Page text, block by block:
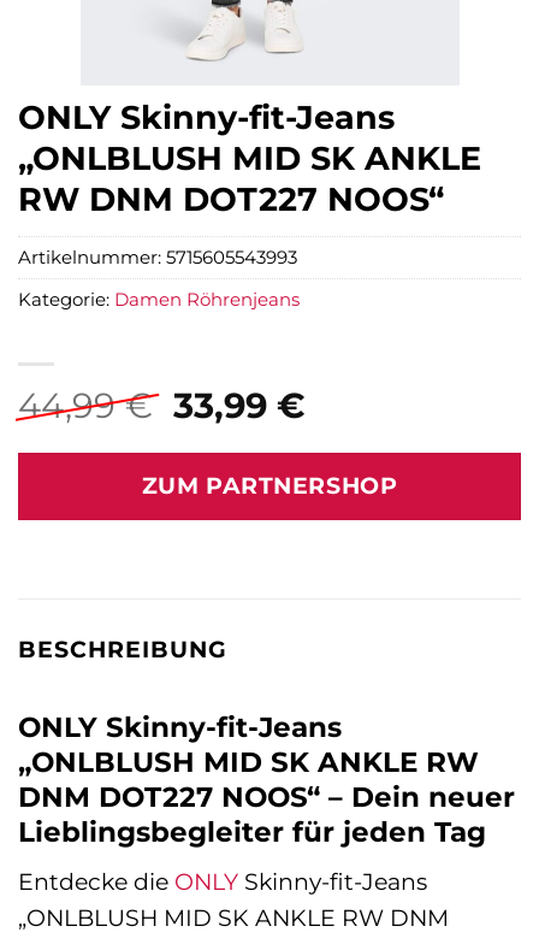
ONLY Skinny-fit-Jeans
„ONLBLUSH MID SK ANKLE
RW DNM DOT227 NOOS“
44,99€ Ursprünglicher
Preis
war:
44,99 €
33,99 €Aktueller
ist:
33,99 €.
ZUM PARTNERSHOP
Artikelnummer: 5715605543993
Kategorie: Damen Röhrenjeans
BESCHREIBUNG
ONLY Skinny-fit-Jeans
„ONLBLUSH MID SK ANKLE RW
DNM DOT227 NOOS“ – Dein neuer
Lieblingsbegleiter für jeden Tag
Entdecke die ONLY Skinny-fit-Jeans
„ONLBLUSH MID SK ANKLE RW DNM